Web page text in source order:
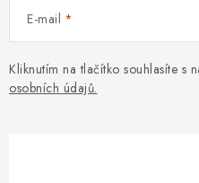
E-mail
Kliknutím na tlačítko souhlasíte s
osobních údajů.